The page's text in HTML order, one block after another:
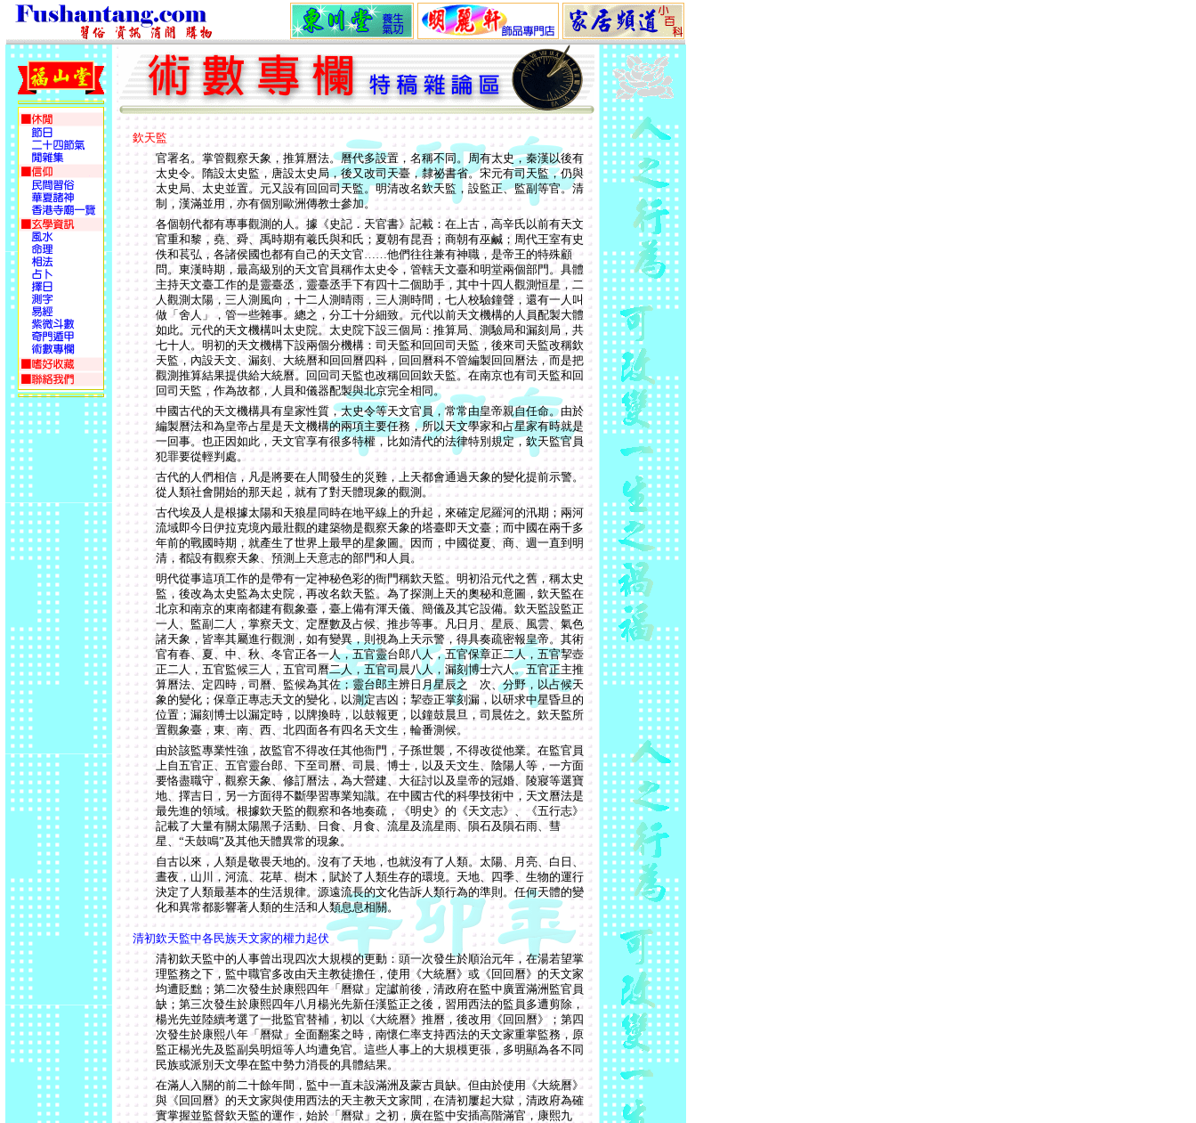
欽天監
官署名。掌管觀察天象，推算曆法。曆代多設置，名稱不同。周有太史，秦漢以後有
太史令。隋設太史監，唐設太史局，後又改司天臺，隸祕書省。宋元有司天監，仍與
太史局、太史並置。元又設有回回司天監。明清改名欽天監，設監正、監副等官。清
制，漢滿並用，亦有個別歐洲傳教士參加。
各個朝代都有專事觀測的人。據《史記．天官書》記載：在上古，高辛氏以前有天文
官重和黎，堯、舜、禹時期有羲氏與和氏；夏朝有昆吾；商朝有巫鹹；周代王室有史
佚和萇弘，各諸侯國也都有自己的天文官……他們往往兼有神職，是帝王的特殊顧
問。東漢時期，最高級別的天文官員稱作太史令，管轄天文臺和明堂兩個部門。具體
主持天文臺工作的是靈臺丞，靈臺丞手下有四十二個助手，其中十四人觀測恒星，二
人觀測太陽，三人測風向，十二人測晴雨，三人測時間，七人校驗鐘聲，還有一人叫
做「舍人」，管一些雜事。總之，分工十分細致。元代以前天文機構的人員配製大體
如此。元代的天文機構叫太史院。太史院下設三個局：推算局、測驗局和漏刻局，共
七十人。明初的天文機構下設兩個分機構：司天監和回回司天監，後來司天監改稱欽
天監，內設天文、漏刻、大統曆和回回曆四科，回回曆科不管編製回回曆法，而是把
觀測推算結果提供給大統曆。回回司天監也改稱回回欽天監。在南京也有司天監和回
回司天監，作為故都，人員和儀器配製與北京完全相同。
中國古代的天文機構具有皇家性質，太史令等天文官員，常常由皇帝親自任命。由於
編製曆法和為皇帝占星是天文機構的兩項主要任務，所以天文學家和占星家有時就是
一回事。也正因如此，天文官享有很多特權，比如清代的法律特別規定，欽天監官員
犯罪要從輕判處。
古代的人們相信，凡是將要在人間發生的災難，上天都會通過天象的變化提前示警。
從人類社會開始的那天起，就有了對天體現象的觀測。
古代埃及人是根據太陽和天狼星同時在地平線上的升起，來確定尼羅河的汛期；兩河
流域即今日伊拉克境內最壯觀的建築物是觀察天象的塔臺即天文臺；而中國在兩千多
年前的戰國時期，就產生了世界上最早的星象圖。因而，中國從夏、商、週一直到明
清，都設有觀察天象、預測上天意志的部門和人員。
明代從事這項工作的是帶有一定神秘色彩的衙門稱欽天監。明初沿元代之舊，稱太史
監，後改為太史監為太史院，再改名欽天監。為了探測上天的奧秘和意圖，欽天監在
北京和南京的東南都建有觀象臺，臺上備有渾天儀、簡儀及其它設備。欽天監設監正
一人、監副二人，掌察天文、定歷數及占候、推步等事。凡日月、星辰、風雲、氣色
諸天象，皆率其屬進行觀測，如有變異，則視為上天示警，得具奏疏密報皇帝。其術
官有春、夏、中、秋、冬官正各一人，五官靈台郎八人，五官保章正二人，五官挈壺
正二人，五官監候三人，五官司曆二人，五官司晨八人，漏刻博士六人。五官正主推
算曆法、定四時，司曆、監候為其佐；靈台郎主辨日月星辰之 次、分野，以占候天
象的變化；保章正專志天文的變化，以測定吉凶；挈壺正掌刻漏，以研求中星昏旦的
位置；漏刻博士以漏定時，以牌換時，以鼓報更，以鐘鼓晨旦，司晨佐之。欽天監所
置觀象臺，東、南、西、北四面各有四名天文生，輪番測候。
由於該監專業性強，故監官不得改任其他衙門，子孫世襲，不得改從他業。在監官員
上自五官正、五官靈台郎、下至司曆、司晨、博士，以及天文生、陰陽人等，一方面
要恪盡職守，觀察天象、修訂曆法，為大營建、大征討以及皇帝的冠婚、陵寢等選寶
地、擇吉日，另一方面得不斷學習專業知識。在中國古代的科學技術中，天文曆法是
最先進的領域。根據欽天監的觀察和各地奏疏，《明史》的《天文志》、《五行志》
記載了大量有關太陽黑子活動、日食、月食、流星及流星雨、隕石及隕石雨、彗
星、“天鼓鳴”及其他天體異常的現象。
自古以來，人類是敬畏天地的。沒有了天地，也就沒有了人類。太陽、月亮、白日、
晝夜，山川，河流、花草、樹木，賦於了人類生存的環境。天地、四季、生物的運行
決定了人類最基本的生活規律。源遠流長的文化告訴人類行為的準則。任何天體的變
化和異常都影響著人類的生活和人類息息相關。
清初欽天監中各民族天文家的權力起伏
清初欽天監中的人事曾出現四次大規模的更動：頭一次發生於順治元年，在湯若望掌
理監務之下，監中職官多改由天主教徒擔任，使用《大統曆》或《回回曆》的天文家
均遭貶黜；第二次發生於康熙四年「曆獄」定讞前後，清政府在監中廣置滿洲監官員
缺；第三次發生於康熙四年八月楊光先新任漢監正之後，習用西法的監員多遭剪除，
楊光先並陸續考選了一批監官替補，初以《大統曆》推曆，後改用《回回曆》；第四
次發生於康熙八年「曆獄」全面翻案之時，南懷仁率支持西法的天文家重掌監務，原
監正楊光先及監副吳明烜等人均遭免官。這些人事上的大規模更張，多明顯為各不同
民族或派別天文學在監中勢力消長的具體結果。
在滿人入關的前二十餘年間，監中一直未設滿洲及蒙古員缺。但由於使用《大統曆》
與《回回曆》的天文家與使用西法的天主教天文家間，在清初屢起大獄，清政府為確
實掌握並監督欽天監的運作，始於「曆獄」之初，廣在監中安插高階滿官，康熙九